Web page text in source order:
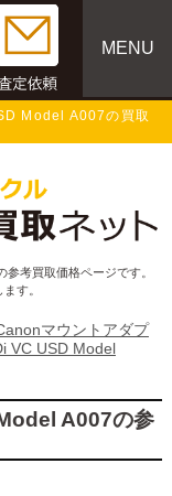
MENU
Model A007の買取
考買取価格ページです。
す。
マウントアダプ
VC USD Model
A007の参